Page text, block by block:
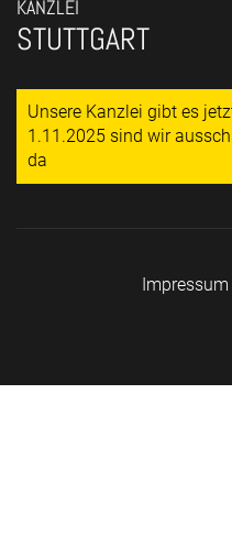
KANZLEI
STUTTGART
Unsere Kanzlei gibt es
1.11.2025 sind wir
da
Impressum